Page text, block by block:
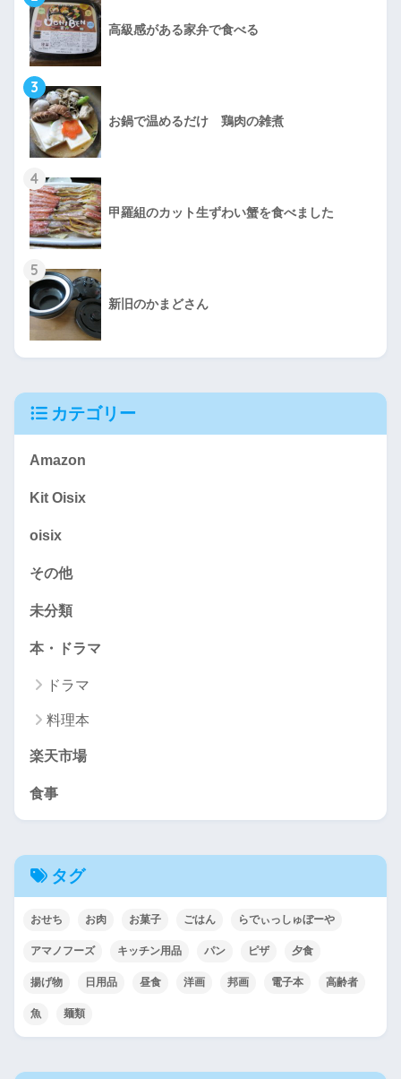
高級感がある家弁で食べる
3
お鍋で温めるだけ 鶏肉の雑煮
4
甲羅組のカット生ずわい蟹を食べました
5
新旧のかまどさん
カテゴリー
Amazon
Kit Oisix
oisix
その他
未分類
本・ドラマ
ドラマ
料理本
楽天市場
食事
タグ
おせち お肉 お菓子 ごはん らでぃっしゅぼーや
アマノフーズ キッチン用品 パン ピザ 夕食
揚げ物 日用品 昼食 洋画 邦画 電子本 高齢者
魚 麺類